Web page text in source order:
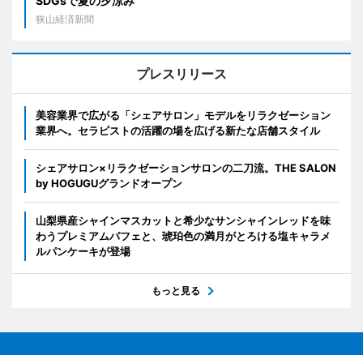
狭山経済新聞
プレスリリース
美容業界で広がる「シェアサロン」モデルをリラクゼーション
業界へ。セラピストの活躍の場を広げる新たな店舗スタイル
シェアサロン×リラクゼーションサロンの二刀流。THE SALON
by HOGUGUグランドオープン
山梨県産シャインマスカットと希少なサンシャインレッドを味
わうプレミアムパフェと、琥珀色の満月がとろける塩キャラメ
ルパンケーキが登場
もっと見る